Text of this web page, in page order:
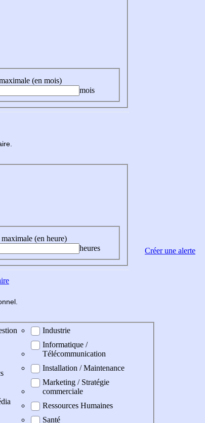
(en mois)
mois
(en heure)
heures
Industrie
Informatique /
Télécommunication
Installation / Maintenance
Marketing / Stratégie
commerciale
Ressources Humaines
Santé
Créer une alerte